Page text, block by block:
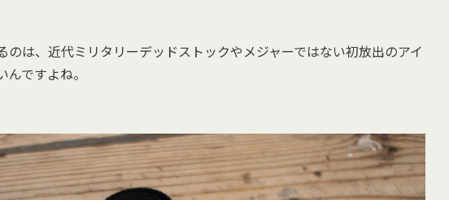
のは、近代ミリタリーデッドストックやメジャーではない初放出のアイ
ですよね。